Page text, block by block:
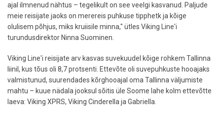
ajal ilmnenud nähtus – tegelikult on see veelgi kasvanud. Paljude
meie reisijate jaoks on merereis puhkuse tipphetk ja kõige
olulisem põhjus, miks kruiisile minna," ütles Viking Line'i
turundusdirektor Ninna Suominen.
Viking Line'i reisijate arv kasvas suvekuudel kõige rohkem Tallinna
liinil, kus tõus oli 8,7 protsenti. Ettevõte oli suvepuhkuste hooajaks
valmistunud, suurendades kõrghooajal oma Tallinna väljumiste
mahtu – kuue nädala jooksul sõitis üle Soome lahe kolm ettevõtte
laeva: Viking XPRS, Viking Cinderella ja Gabriella.